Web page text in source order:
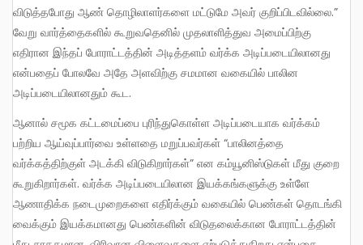
விடுத்தபோது ஆண் தொழிலாளர்களை மட்டுமே அவர் குறிப்பிடவில்லை.”
வேறு வார்த்தைகளில் கூறுவதெனில் முதலாளித்துவ அமைப்பிற்கு
எதிரான இந்தப் போராட்டத்தின் அடித்தளம் வர்க்க அடிப்படையிலானது
என்பதைப் போலவே அதே அளவிற்கு சமமான வகையில் பாலின
அடிப்படையிலானதும் கூட.
ஆனால் சமூக கட்டமைப்பை புரிந்துகொள்ள அடிப்படையாக வர்க்கம்
பற்றிய ஆய்வுப்பார்வை உள்ளதை மறுப்பவர்கள் “பாலினத்தை
வர்க்கத்திற்குள் அடக்கி விடுகிறார்கள்” என கம்யூனிஸ்டுகள் மீது குறை
கூறுகிறார்கள். வர்க்க அடிப்படையிலான இயக்கங்களுக்கு உள்ளே
ஆணாதிக்க நடைமுறைகளை எதிர்க்கும் வகையில் பெண்கள் தொடங்கி
வைக்கும் இயக்கமானது பெண்களின் விடுதலைக்கான போராட்டத்தின்